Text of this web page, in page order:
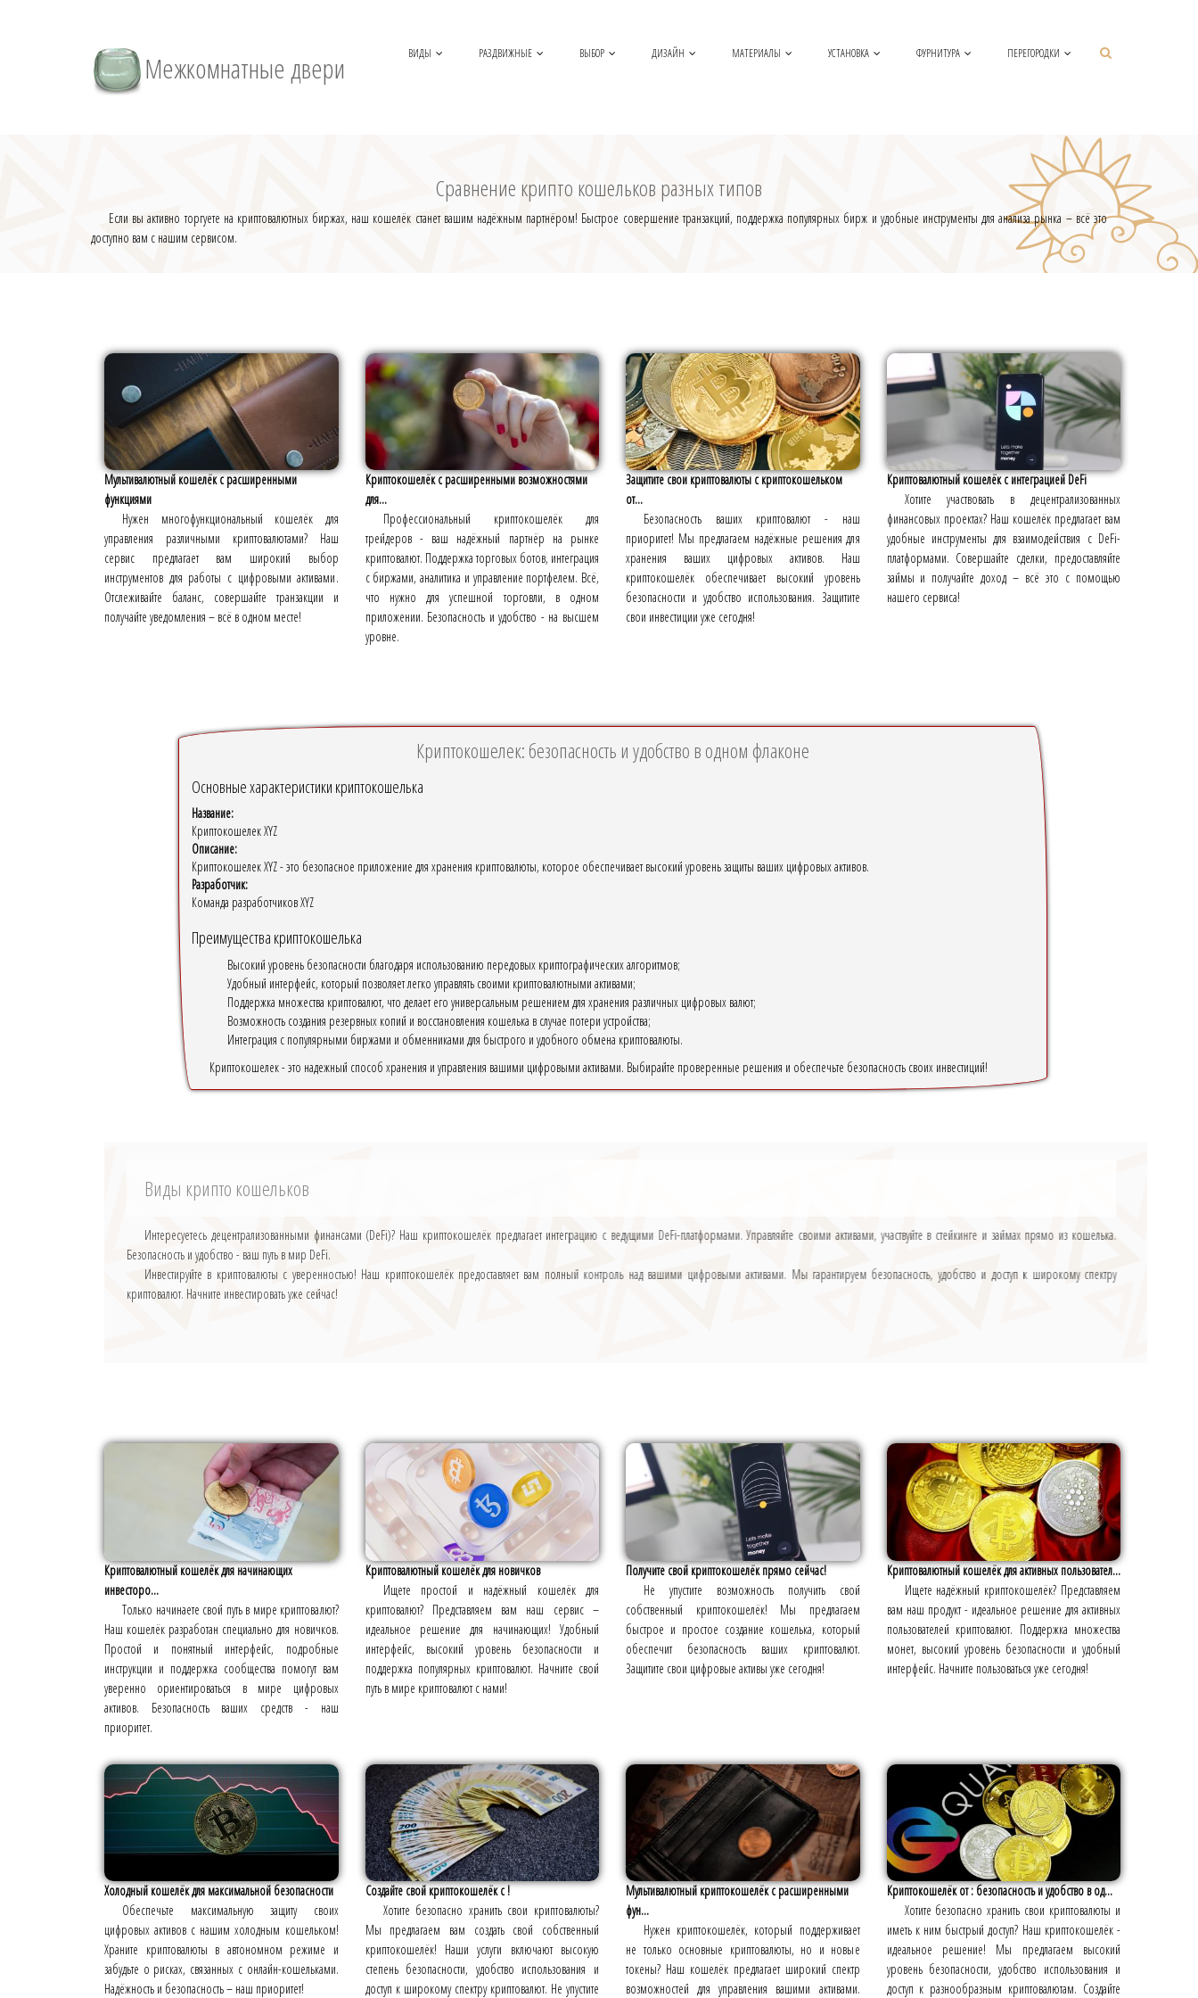
Межкомнатные двери ВИДЫ РАЗДВИЖНЫЕ ВЫБОР ДИЗАЙН МАТЕРИАЛЫ УСТАНОВКА ФУРНИТУРА ПЕРЕГОРОДКИ
Сравнение крипто кошельков разных типов
Если вы активно торгуете на криптовалютных биржах, наш кошелёк станет вашим надёжным партнёром! Быстрое совершение транзакций, поддержка популярных бирж и удобные инструменты для анализа рынка – всё это
доступно вам с нашим сервисом.
Мультивалютный кошелёк с расширенными
функциями
Нужен многофункциональный кошелёк для
управления различными криптовалютами? Наш
сервис предлагает вам широкий выбор
инструментов для работы с цифровыми активами.
Отслеживайте баланс, совершайте транзакции и
получайте уведомления – всё в одном месте!
Криптокошелёк с расширенными возможностями
для...
Профессиональный криптокошелёк для
трейдеров - ваш надёжный партнёр на рынке
криптовалют. Поддержка торговых ботов, интеграция
с биржами, аналитика и управление портфелем. Всё,
что нужно для успешной торговли, в одном
приложении. Безопасность и удобство - на высшем
уровне.
Защитите свои криптовалюты с криптокошельком
от...
Безопасность ваших криптовалют - наш
приоритет! Мы предлагаем надёжные решения для
хранения ваших цифровых активов. Наш
криптокошелёк обеспечивает высокий уровень
безопасности и удобство использования. Защитите
свои инвестиции уже сегодня!
Криптовалютный кошелёк с интеграцией DeFi
Хотите участвовать в децентрализованных
финансовых проектах? Наш кошелёк предлагает вам
удобные инструменты для взаимодействия с DeFi-
платформами. Совершайте сделки, предоставляйте
займы и получайте доход – всё это с помощью
нашего сервиса!
Криптокошелек: безопасность и удобство в одном флаконе
Основные характеристики криптокошелька
Название:
Криптокошелек XYZ
Описание:
Криптокошелек XYZ - это безопасное приложение для хранения криптовалюты, которое обеспечивает высокий уровень защиты ваших цифровых активов.
Разработчик:
Команда разработчиков XYZ
Преимущества криптокошелька
Высокий уровень безопасности благодаря использованию передовых криптографических алгоритмов;
Удобный интерфейс, который позволяет легко управлять своими криптовалютными активами;
Поддержка множества криптовалют, что делает его универсальным решением для хранения различных цифровых валют;
Возможность создания резервных копий и восстановления кошелька в случае потери устройства;
Интеграция с популярными биржами и обменниками для быстрого и удобного обмена криптовалюты.
Криптокошелек - это надежный способ хранения и управления вашими цифровыми активами. Выбирайте проверенные решения и обеспечьте безопасность своих инвестиций!
Виды крипто кошельков
Интересуетесь децентрализованными финансами (DeFi)? Наш криптокошелёк предлагает интеграцию с ведущими DeFi-платформами. Управляйте своими активами, участвуйте в стейкинге и займах прямо из кошелька.
Безопасность и удобство - ваш путь в мир DeFi.
Инвестируйте в криптовалюты с уверенностью! Наш криптокошелёк предоставляет вам полный контроль над вашими цифровыми активами. Мы гарантируем безопасность, удобство и доступ к широкому спектру
криптовалют. Начните инвестировать уже сейчас!
Криптовалютный кошелёк для начинающих
инвесторо...
Только начинаете свой путь в мире криптовалют?
Наш кошелёк разработан специально для новичков.
Простой и понятный интерфейс, подробные
инструкции и поддержка сообщества помогут вам
уверенно ориентироваться в мире цифровых
активов. Безопасность ваших средств - наш
приоритет.
Криптовалютный кошелёк для новичков
Ищете простой и надёжный кошелёк для
криптовалют? Представляем вам наш сервис –
идеальное решение для начинающих! Удобный
интерфейс, высокий уровень безопасности и
поддержка популярных криптовалют. Начните свой
путь в мире криптовалют с нами!
Получите свой криптокошелёк прямо сейчас!
Не упустите возможность получить свой
собственный криптокошелёк! Мы предлагаем
быстрое и простое создание кошелька, который
обеспечит безопасность ваших криптовалют.
Защитите свои цифровые активы уже сегодня!
Криптовалютный кошелёк для активных пользовател...
Ищете надёжный криптокошелёк? Представляем
вам наш продукт - идеальное решение для активных
пользователей криптовалют. Поддержка множества
монет, высокий уровень безопасности и удобный
интерфейс. Начните пользоваться уже сегодня!
Холодный кошелёк для максимальной безопасности
Обеспечьте максимальную защиту своих
цифровых активов с нашим холодным кошельком!
Храните криптовалюты в автономном режиме и
забудьте о рисках, связанных с онлайн-кошельками.
Надёжность и безопасность – наш приоритет!
Создайте свой криптокошелёк с !
Хотите безопасно хранить свои криптовалюты?
Мы предлагаем вам создать свой собственный
криптокошелёк! Наши услуги включают высокую
степень безопасности, удобство использования и
доступ к широкому спектру криптовалют. Не упустите
Мультивалютный криптокошелёк с расширенными
фун...
Нужен криптокошелёк, который поддерживает
не только основные криптовалюты, но и новые
токены? Наш кошелёк предлагает широкий спектр
возможностей для управления вашими активами.
Криптокошелёк от : безопасность и удобство в од...
Хотите безопасно хранить свои криптовалюты и
иметь к ним быстрый доступ? Наш криптокошелёк -
идеальное решение! Мы предлагаем высокий
уровень безопасности, удобство использования и
доступ к разнообразным криптовалютам. Создайте